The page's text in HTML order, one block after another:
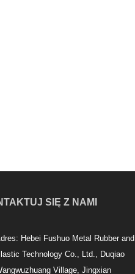
SIĘ Z NAMI
Hebei Fushuo Metal Rubber and
Technology Co., Ltd., Duqiao
Village, Jingxian